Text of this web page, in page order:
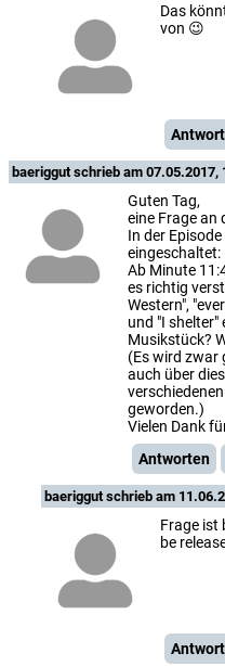
Das
von 😉
baeriggut schrieb am 07.05.2017,
Guten Tag,
eine Frage an
In der
eingeschaltet:
Ab Minute
es richtig
Western",
und "I
Musikstück?
(Es wird zwar
auch über
geworden.)
Vielen Dank
Antworten
baeriggut schrieb am
Frage ist
be